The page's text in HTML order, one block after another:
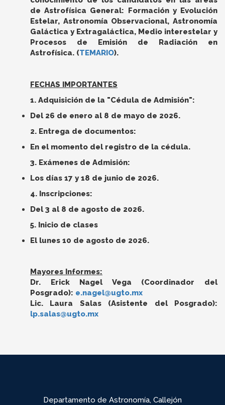
de Astrofísica General: Formación y Evolución
Estelar, Astronomía Observacional, Astronomía
Galáctica y Extragaláctica, Medio interestelar y
Procesos de Emisión de Radiación en
Astrofísica. (TEMARIO).
FECHAS IMPORTANTES
1. Adquisición de la "Cédula de Admisión":
Del 26 de enero al 8 de mayo de 2026.
2. Entrega de documentos:
En el momento del registro de la cédula.
3. Exámenes de Admisión:
Los días 17 y 18 de junio de 2026.
4. Inscripciones:
Del 3 al 8 de agosto de 2026.
5. Inicio de clases
El lunes 10 de agosto de 2026.
Mayores Informes:
Dr. Erick Nagel Vega (Coordinador del
Posgrado): e.nagel@ugto.mx
Lic. Laura Salas (Asistente del Posgrado):
lp.salas@ugto.mx
Departamento de Astronomía, Callejón